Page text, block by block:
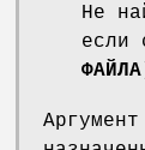
Не
если
ФАЙЛА
Аргумент